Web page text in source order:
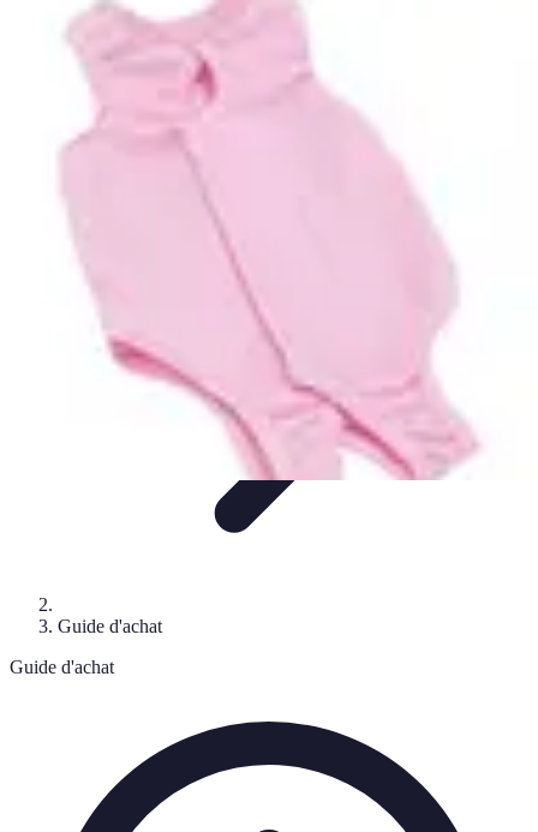
Meilleur Matériel Médical
Équipements médicaux
Équipement à domicile
Meilleur Matériel Médical
Guide d'achat
Guide d'achat